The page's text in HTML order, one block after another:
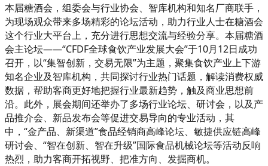
本届糖酒会，组委会与行业协会、智库机构和知名厂商联手，
为现场观众带来多场精彩的论坛活动，助力行业人士在糖酒会
这个行业大平台上，充分进行思想交流与经验分享。本届糖酒
会主论坛——“CFDF全球食饮产业发展大会”于10月12日成功
召开，以“集智创新，交易无限”为主题，聚集食饮产业上下游
知名企业及智库机构，共同探讨行业热门话题，解读消费权威
数据，帮助客商更好地把握行业最新趋势，触及商业思想前
沿。此外，展会期间还举办了多场行业论坛、研讨会，以及产
品推介会、新品发布会等促进交易导向的专业活动，其
中，“金产品、新渠道”食品经销商高峰论坛、敏捷供应链高峰
研讨会、“智在创新、智在升级”国际食品机械论坛等活动反响
热烈，助力客商开拓视野、把准方向、发掘商机。